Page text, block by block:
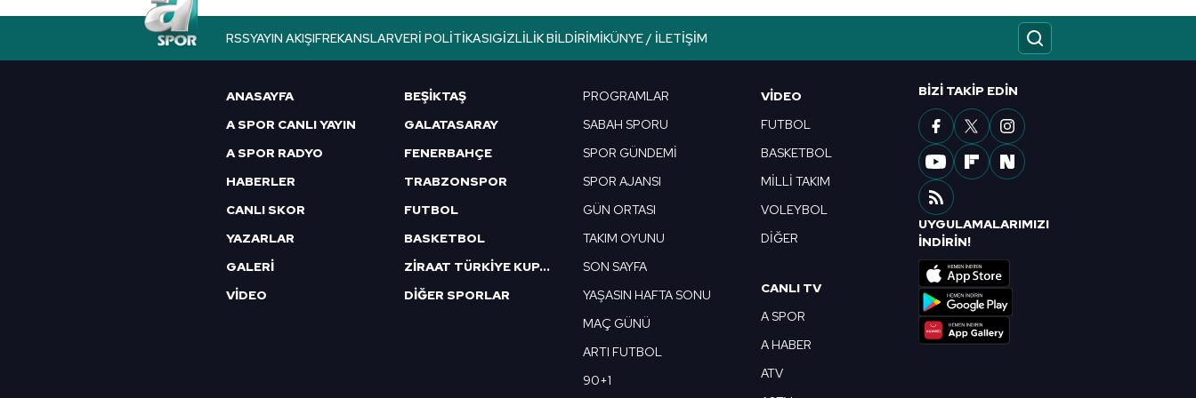
RSSYAYIN AKIŞIFREKANSLARVERI POLITIKASIGIZLILIK BILDIRIMIKÜNYE / İLETIŞIM
ANASAYFA
A SPOR CANLI YAYIN
A SPOR RADYO
HABERLER
CANLI SKOR
YAZARLAR
GALERİ
VİDEO
BEŞİKTAŞ
GALATASARAY
FENERBAHÇE
TRABZONSPOR
FUTBOL
BASKETBOL
ZİRAAT TÜRKİYE KUPASI
DİĞER SPORLAR
PROGRAMLAR
SABAH SPORU
SPOR GÜNDEMİ
SPOR AJANSI
GÜN ORTASI
TAKIM OYUNU
SON SAYFA
YAŞASIN HAFTA SONU
MAÇ GÜNÜ
ARTI FUTBOL
90+1
VIDEO
FUTBOL
BASKETBOL
MİLLİ TAKIM
VOLEYBOL
DİĞER
CANLI TV
A SPOR
A HABER
ATV
BIZI TAKIP EDIN
UYGULAMALARIMIZI
İNDİRİN!